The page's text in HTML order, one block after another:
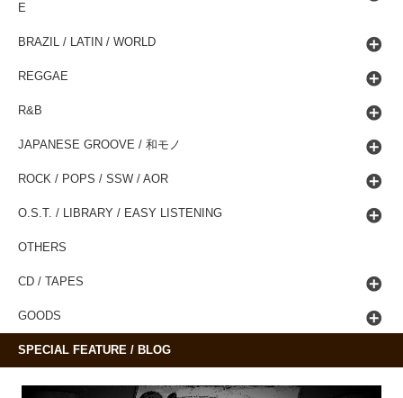
E
BRAZIL / LATIN / WORLD
REGGAE
R&B
JAPANESE GROOVE / 和モノ
ROCK / POPS / SSW / AOR
O.S.T. / LIBRARY / EASY LISTENING
OTHERS
CD / TAPES
GOODS
SPECIAL FEATURE / BLOG